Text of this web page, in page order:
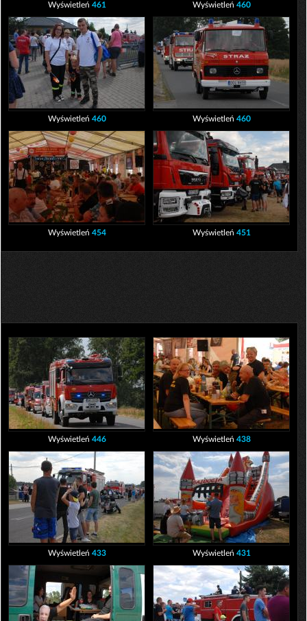
Wyświetleń 461 Wyświetleń 460
Wyświetleń 460 Wyświetleń 460
Wyświetleń 454 Wyświetleń 451
Wyświetleń 446 Wyświetleń 438
Wyświetleń 433 Wyświetleń 431